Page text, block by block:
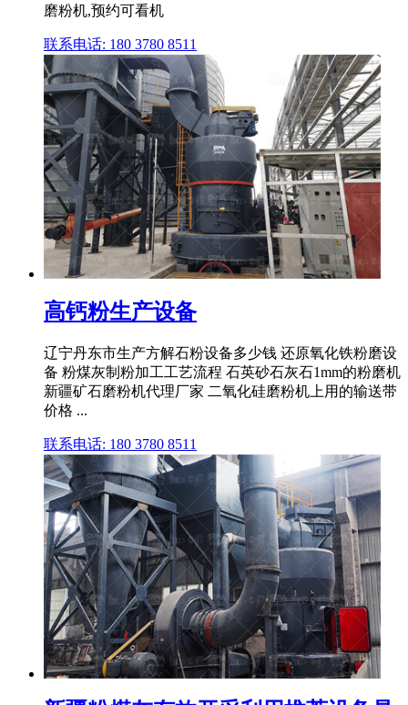
磨粉机,预约可看机
联系电话: 180 3780 8511
高钙粉生产设备
辽宁丹东市生产方解石粉设备多少钱 还原氧化铁粉磨设
备 粉煤灰制粉加工工艺流程 石英砂石灰石1mm的粉磨机
新疆矿石磨粉机代理厂家 二氧化硅磨粉机上用的输送带
价格 ...
联系电话: 180 3780 8511